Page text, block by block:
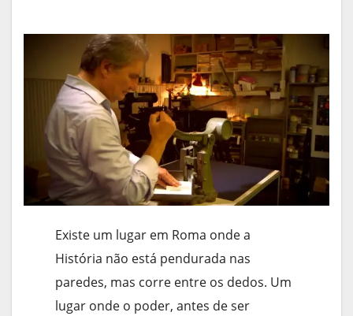
Existe um lugar em Roma onde a
História não está pendurada nas
paredes, mas corre entre os dedos. Um
lugar onde o poder, antes de ser